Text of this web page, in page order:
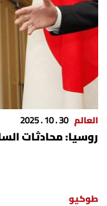
العالم 30 . 10 . 2025
روسيا: محادثات
طوكيو